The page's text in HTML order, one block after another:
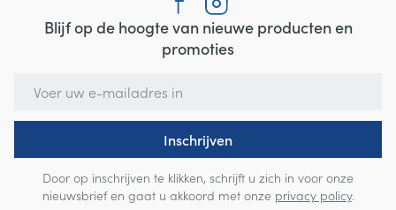
Blijf op de hoogte van nieuwe producten en
promoties
Inschrijven
Door op inschrijven te klikken, schrijft u zich in voor onze
nieuwsbrief en gaat u akkoord met onze privacy policy.